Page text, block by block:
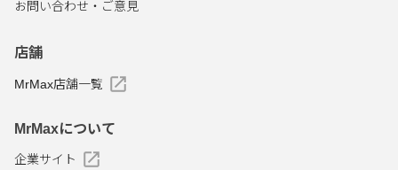
お問い合わせ・ご意見
店舗
MrMax店舗一覧
MrMaxについて
企業サイト